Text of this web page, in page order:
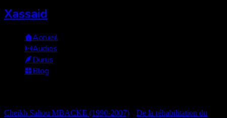
Xassaid
Accueil
Audios
Durus
Blog
Cheikh Saliou MBACKE (1990-2007)
De la réhabilitation du